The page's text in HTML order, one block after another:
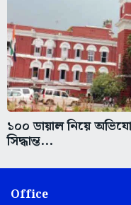
১০০ ডায়াল নিয়ে
সিদ্ধান্ত...
Office